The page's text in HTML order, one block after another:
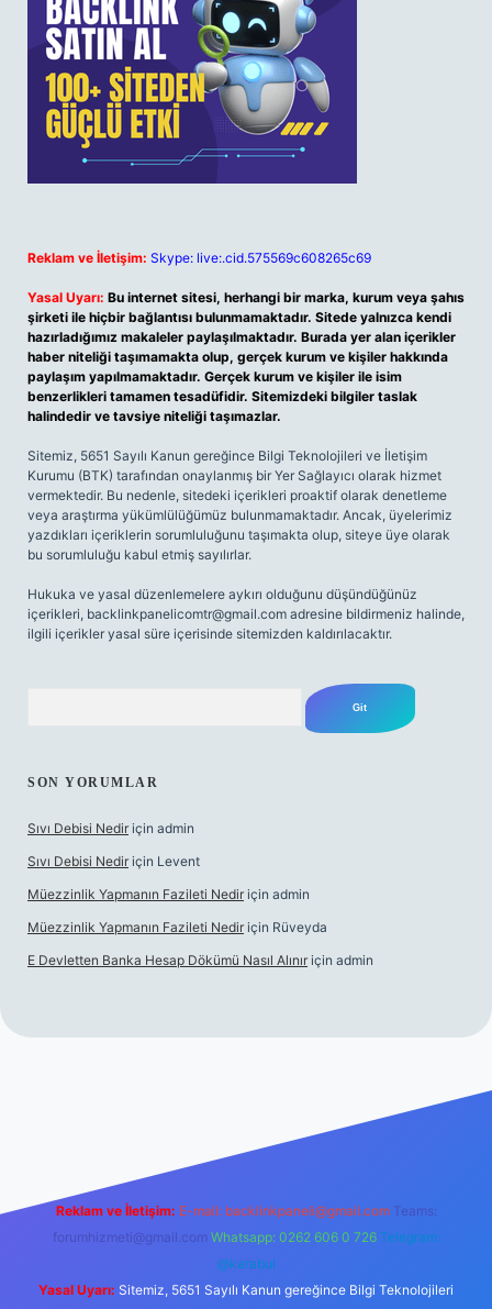
Reklam ve İletişim: Skype: live:.cid.575569c608265c69
Yasal Uyarı: Bu internet sitesi, herhangi bir marka, kurum veya şahıs
şirketi ile hiçbir bağlantısı bulunmamaktadır. Sitede yalnızca kendi
hazırladığımız makaleler paylaşılmaktadır. Burada yer alan içerikler
haber niteliği taşımamakta olup, gerçek kurum ve kişiler hakkında
paylaşım yapılmamaktadır. Gerçek kurum ve kişiler ile isim
benzerlikleri tamamen tesadüfidir. Sitemizdeki bilgiler taslak
halindedir ve tavsiye niteliği taşımazlar.
Sitemiz, 5651 Sayılı Kanun gereğince Bilgi Teknolojileri ve İletişim
Kurumu (BTK) tarafından onaylanmış bir Yer Sağlayıcı olarak hizmet
vermektedir. Bu nedenle, sitedeki içerikleri proaktif olarak denetleme
veya araştırma yükümlülüğümüz bulunmamaktadır. Ancak, üyelerimiz
yazdıkları içeriklerin sorumluluğunu taşımakta olup, siteye üye olarak
bu sorumluluğu kabul etmiş sayılırlar.
Hukuka ve yasal düzenlemelere aykırı olduğunu düşündüğünüz
içerikleri, backlinkpanelicomtr@gmail.com adresine bildirmeniz halinde,
ilgili içerikler yasal süre içerisinde sitemizden kaldırılacaktır.
SON YORUMLAR
Sıvı Debisi Nedir için admin
Sıvı Debisi Nedir için Levent
Müezzinlik Yapmanın Fazileti Nedir için admin
Müezzinlik Yapmanın Fazileti Nedir için Rüveyda
E Devletten Banka Hesap Dökümü Nasıl Alınır için admin
Reklam ve İletişim: E-mail: backlinkpaneli@gmail.com Teams:
forumhizmeti@gmail.com Whatsapp: 0262 606 0 726 Telegram:
@karabul
Yasal Uyarı: Sitemiz, 5651 Sayılı Kanun gereğince Bilgi Teknolojileri